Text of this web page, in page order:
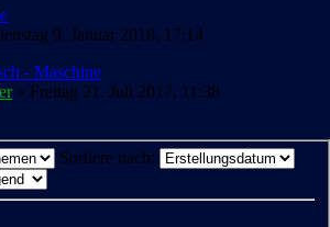
9. Januar 2018, 17:14
- Maschine
» Freitag 21. Juli 2017, 11:38
Sortiere nach: